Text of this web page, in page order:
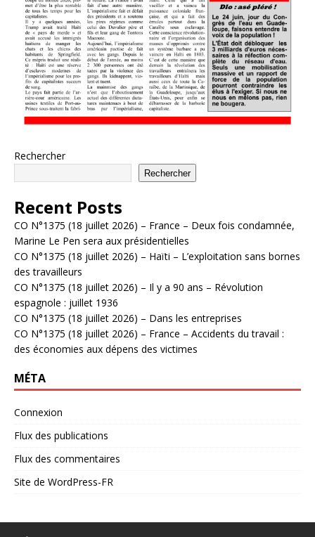
Rechercher
Rechercher
Recent Posts
CO N°1375 (18 juillet 2026) – France – Deux fois condamnée,
Marine Le Pen sera aux présidentielles
CO N°1375 (18 juillet 2026) – Haïti – L’exploitation sans bornes
des travailleurs
CO N°1375 (18 juillet 2026) – Il y a 90 ans – Révolution
espagnole : juillet 1936
CO N°1375 (18 juillet 2026) – Dans les entreprises
CO N°1375 (18 juillet 2026) – France – Accidents du travail :
des économies aux dépens des victimes
MÉTA
Connexion
Flux des publications
Flux des commentaires
Site de WordPress-FR